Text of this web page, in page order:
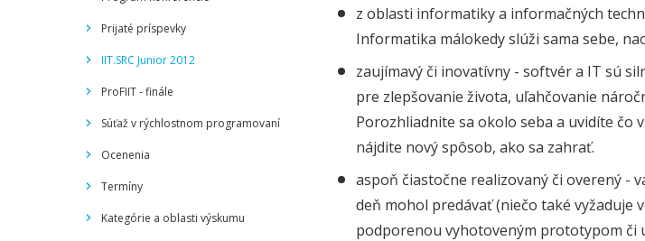
Prijaté príspevky
IIT.SRC Junior 2012
ProFIIT - finále
Súťaž v rýchlostnom programovaní
Ocenenia
Termíny
Kategórie a oblasti výskumu
z oblasti informatiky a informačných
Informatika málokedy slúži sama sebe,
zaujímavý či inovatívny - softvér a IT sú
pre zlepšovanie života, uľahčovanie
Porozhliadnite sa okolo seba a uvidíte čo
nájdite nový spôsob, ako sa zahrať.
aspoň čiastočne realizovaný či overený -
deň mohol predávať (niečo také vyžaduje
podporenou vyhotoveným prototypom či